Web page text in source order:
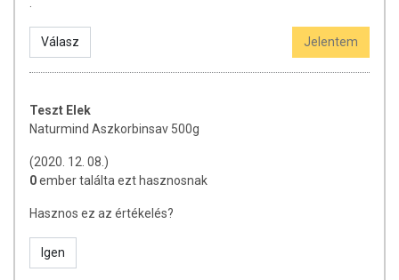
kezelőorvosával. Az ajánlott napi fogyasztási mennyiséget ne lépje túl!
vagy allergiás! Kisgyermektől elzárva tartandó!
Válasz Jelentem
Teszt Elek
Naturmind Aszkorbinsav 500g
(2020. 12. 08.)
0ember találta ezt hasznosnak
Hasznos ez az értékelés?
Igen